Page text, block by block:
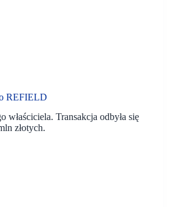
REFIELD
Transakcja odbyła się
złotych.